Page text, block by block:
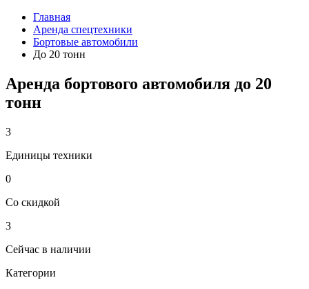
Главная
Аренда спецтехники
Бортовые автомобили
До 20 тонн
Аренда бортового автомобиля до 20
тонн
3
Единицы техники
0
Со скидкой
3
Сейчас в наличии
Категории